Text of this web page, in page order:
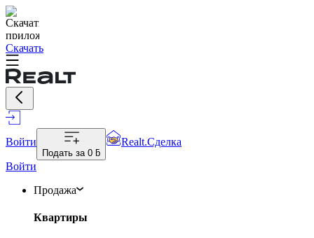
Скачать
Войти
Подать за 0 ƃ
Realt.Сделка
Войти
Продажа
Квартиры